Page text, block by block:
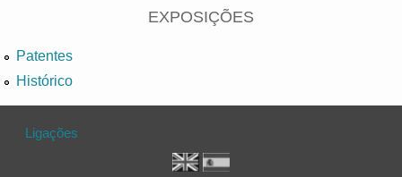
EXPOSIÇÕES
Patentes
Histórico
Ligações